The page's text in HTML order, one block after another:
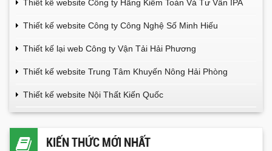
Thiết kế website Công ty Hãng Kiểm Toán Và Tư Vấn IPA
Thiết kế website Công ty Công Nghệ Số Minh Hiếu
Thiết kế lại web Công ty Vận Tải Hải Phương
Thiết kế website Trung Tâm Khuyến Nông Hải Phòng
Thiết kế website Nội Thất Kiến Quốc
KIẾN THỨC MỚI NHẤT